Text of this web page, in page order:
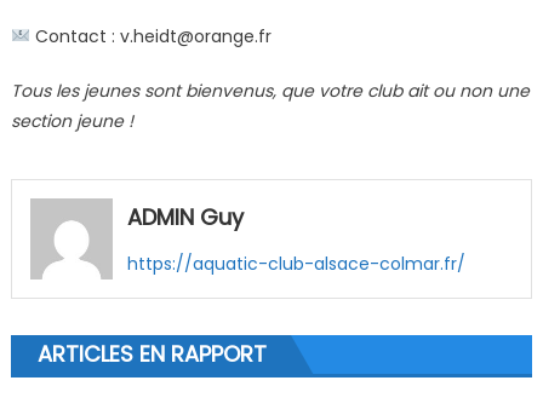
Contact : v.heidt@orange.fr
Tous les jeunes sont bienvenus, que votre club ait ou non une
section jeune !
ADMIN Guy
https://aquatic-club-alsace-colmar.fr/
ARTICLES EN RAPPORT